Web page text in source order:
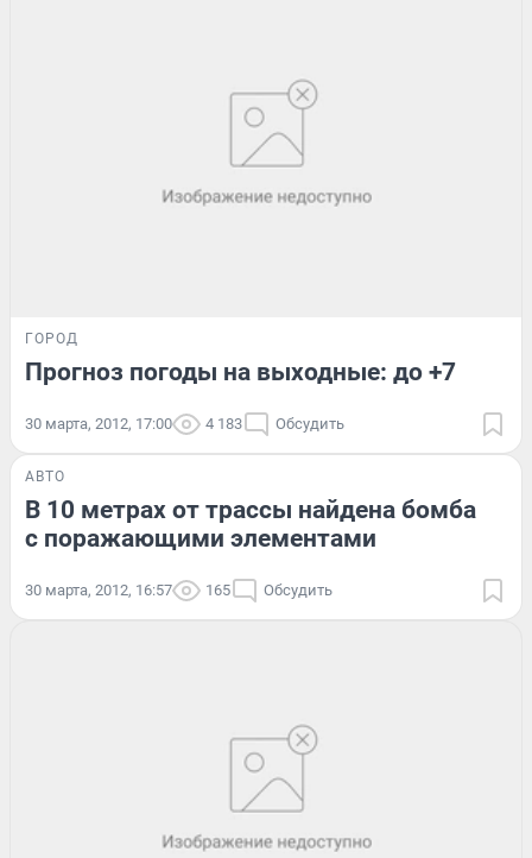
ГОРОД
Прогноз погоды на выходные: до +7
30 марта, 2012, 17:00 4 183 Обсудить
АВТО
В 10 метрах от трассы найдена бомба
с поражающими элементами
30 марта, 2012, 16:57 165 Обсудить